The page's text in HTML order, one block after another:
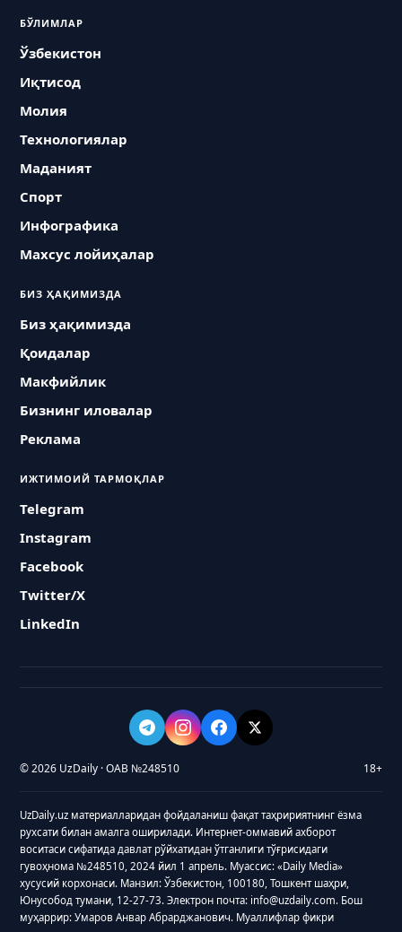
БЎЛИМЛАР
Ўзбекистон
Иқтисод
Молия
Технологиялар
Маданият
Спорт
Инфографика
Махсус лойиҳалар
БИЗ ҲАҚИМИЗДА
Биз ҳақимизда
Қоидалар
Макфийлик
Бизнинг иловалар
Реклама
ИЖТИМОИЙ ТАРМОҚЛАР
Telegram
Instagram
Facebook
Twitter/X
LinkedIn
© 2026 UzDaily · ОАВ №248510 18+
UzDaily.uz материалларидан фойдаланиш фақат таҳририятнинг ёзма
рухсати билан амалга оширилади. Интернет-оммавий ахборот
воситаси сифатида давлат рўйхатидан ўтганлиги тўғрисидаги
гувоҳнома №248510, 2024 йил 1 апрель. Муассис: «Daily Media»
хусусий корхонаси. Манзил: Ўзбекистон, 100180, Тошкент шаҳри,
Юнусобод тумани, 12-27-73. Электрон почта: info@uzdaily.com. Бош
муҳаррир: Умаров Анвар Абрарджанович. Муаллифлар фикри